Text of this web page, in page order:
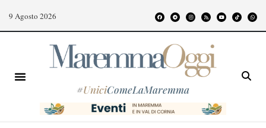
9 Agosto 2026
#UniciComeLaMaremma